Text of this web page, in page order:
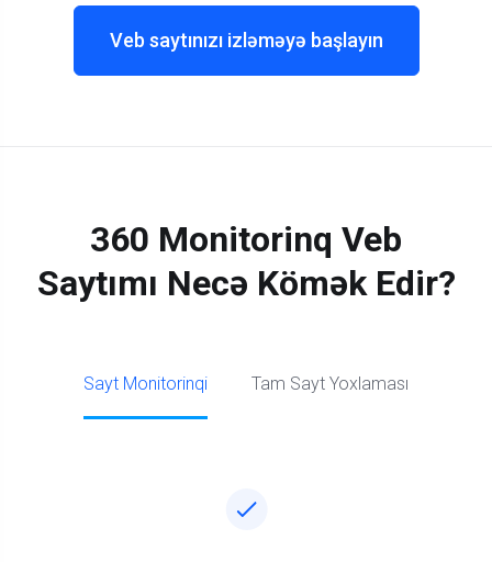
Veb saytınızı izləməyə başlayın
360 Monitorinq Veb
Saytımı Necə Kömək Edir?
Sayt Monitorinqi Tam Sayt Yoxlaması